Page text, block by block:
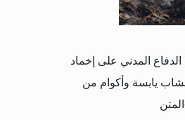
المدني على إخماد
يابسة وأكوام من